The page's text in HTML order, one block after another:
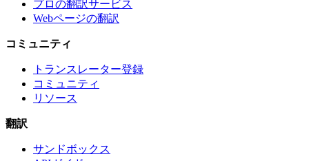
プロの翻訳サービス
Webページの翻訳
コミュニティ
トランスレーター登録
コミュニティ
リソース
翻訳
サンドボックス